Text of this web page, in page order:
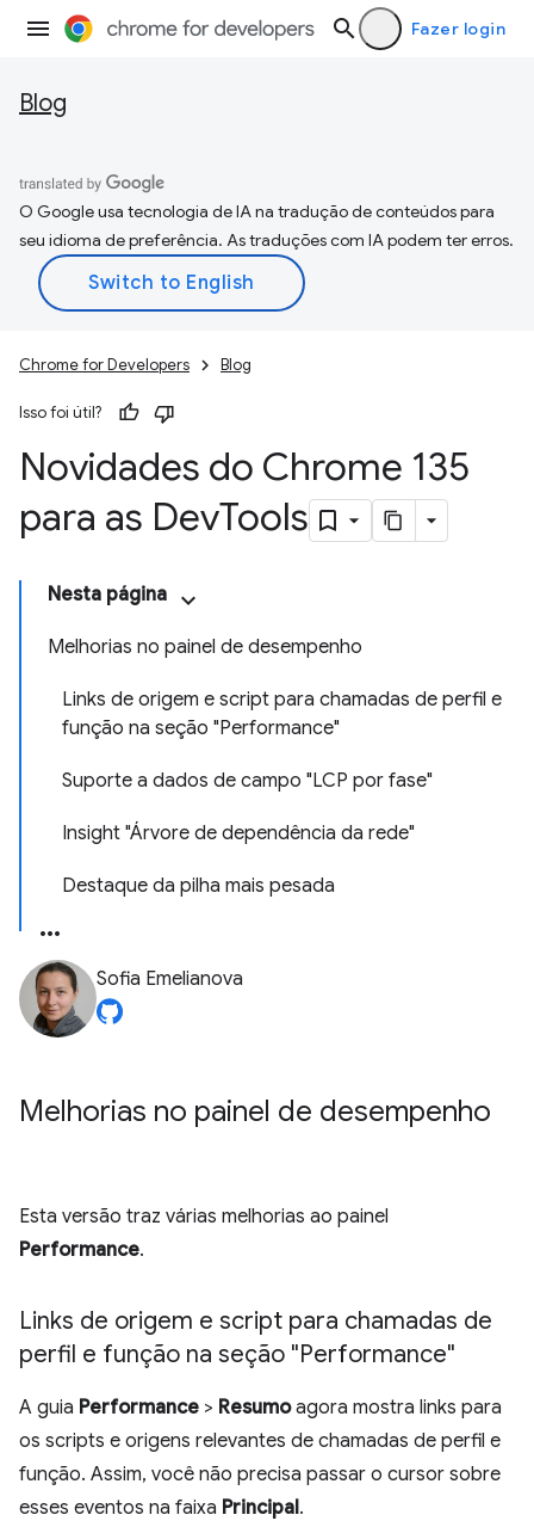
Fazer login
Blog
O Google usa tecnologia de IA na tradução de conteúdos para
seu idioma de preferência. As traduções com IA podem ter erros.
Chrome for Developers Blog
Isso foi útil?
Novidades do Chrome 135
para as DevTools
Nesta página
Melhorias no painel de desempenho
Links de origem e script para chamadas de perfil e
função na seção "Performance"
Suporte a dados de campo "LCP por fase"
Insight "Árvore de dependência da rede"
Destaque da pilha mais pesada
Sofia Emelianova
Melhorias no painel de desempenho
Esta versão traz várias melhorias ao painel
Performance.
Links de origem e script para chamadas de
perfil e função na seção "Performance"
A guia Performance > Resumoagora mostra links para
os scripts e origens relevantes de chamadas de perfil e
função. Assim, você não precisa passar o cursor sobre
esses eventos na faixa Principal.